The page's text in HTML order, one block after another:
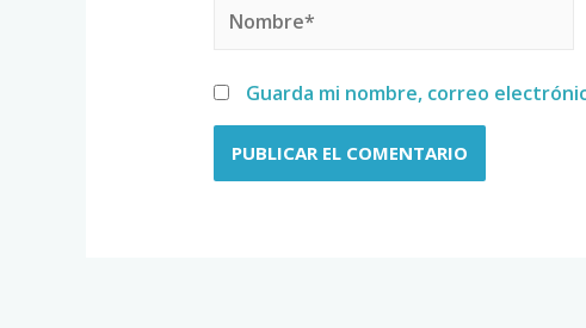
Guarda mi nombre, correo